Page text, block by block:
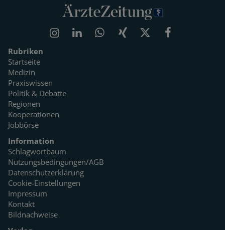
Rubriken
Startseite
Medizin
Praxiswissen
Politik & Debatte
Regionen
Kooperationen
Jobbörse
Information
Schlagwortbaum
Nutzungsbedingungen/AGB
Datenschutzerklärung
Cookie-Einstellungen
Impressum
Kontakt
Bildnachweise